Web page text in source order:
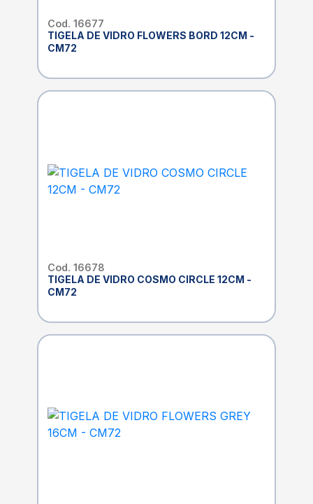
Cod. 16677
TIGELA DE VIDRO FLOWERS BORD 12CM -
CM72
Cod. 16678
TIGELA DE VIDRO COSMO CIRCLE 12CM -
CM72